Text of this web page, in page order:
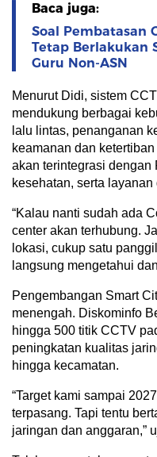
Baca juga:
Soal Pembatasan
Tetap Berlakukan
Guru Non-ASN
Menurut Didi, sistem
mendukung berbagai
lalu lintas, penanganan
keamanan dan
akan terintegrasi dengan
kesehatan, serta layanan
“Kalau nanti sudah ada
center akan terhubung.
lokasi, cukup satu
langsung mengetahui
Pengembangan Smart
menengah. Diskominfo
hingga 500 titik CCTV
peningkatan kualitas
hingga kecamatan.
“Target kami sampai
terpasang. Tapi tentu
jaringan dan anggaran,”